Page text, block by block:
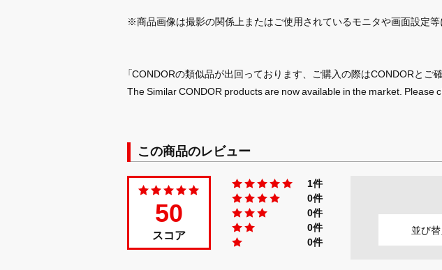
※商品画像は撮影の関係上またはご使用されているモニタや画面設定
「CONDORの類似品が出回っております、ご購入の際はCONDORとご
The Similar CONDOR products are now available in the market. Please
この商品のレビュー
50
スコア
1件
0件
0件
0件
0件
並び替